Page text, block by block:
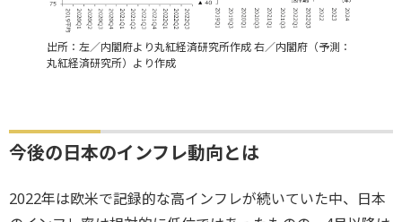
出所：左／内閣府より丸紅経済研究所作成 右／内閣府（予測：
丸紅経済研究所）より作成
今後の日本のインフレ動向とは
2022年は欧米で記録的な高インフレが続いていた中、日本